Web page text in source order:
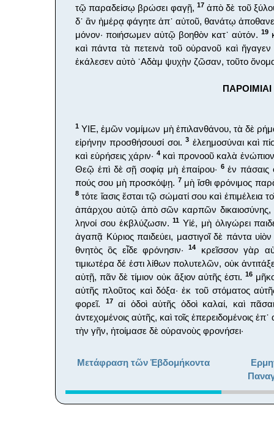
τῷ παραδείσῳ βρώσει φαγῇ, 17 ἀπὸ δὲ τοῦ
δ᾿ ἂν ἡμέρᾳ φάγητε ἀπ᾿ αὐτοῦ, θανάτῳ
μόνον· ποιήσωμεν αὐτῷ βοηθὸν κατ᾿ αὐτόν. 19
καὶ πάντα τὰ πετεινὰ τοῦ οὐρανοῦ καὶ
ἐκάλεσεν αὐτὸ ᾿Αδὰμ ψυχὴν ζῶσαν, τοῦτο
1 ΥΙΕ, ἐμῶν νομίμων μὴ ἐπιλανθάνου, τὰ δὲ
εἰρήνην προσθήσουσί σοι.3 ἐλεημοσύναι καὶ
καὶ εὑρήσεις χάριν· 4καὶ προνοοῦ καλὰ
Θεῷ ἐπὶ δὲ σῇ σοφίᾳ μὴ ἐπαίρου· 6ἐν πάσαις
πούς σου μὴ προσκόψῃ. 7 μὴ ἴσθι φρόνιμος
8 τότε ἴασις ἔσται τῷ σώματί σου καὶ ἐπιμέλεια
ἀπάρχου αὐτῷ ἀπὸ σῶν καρπῶν δικαιοσύνης,
ληνοί σου ἐκβλύζωσιν.11 Υἱέ, μὴ ὀλιγώρει
ἀγαπᾷ Κύριος παιδεύει, μαστιγοῖ δὲ πάντα
θνητὸς ὃς εἶδε φρόνησιν·14
κρεῖσσον γὰρ
τιμιωτέρα δέ ἐστι λίθων πολυτελῶν, οὐκ
αὐτῇ, πᾶν δὲ τίμιον οὐκ ἄξιον αὐτῆς ἐστι. 16
αὐτῆς πλοῦτος καὶ δόξα· ἐκ τοῦ στόματος
φορεῖ.
17
αἱ ὁδοὶ αὐτῆς ὁδοὶ καλαί, καὶ
ἀντεχομένοις αὐτῆς, καὶ τοῖς ἐπερειδομένοις
τὴν γῆν, ἡτοίμασε δὲ οὐρανοὺς φρονήσει·
Μετάφραση τῶν Ἑβδομήκοντα